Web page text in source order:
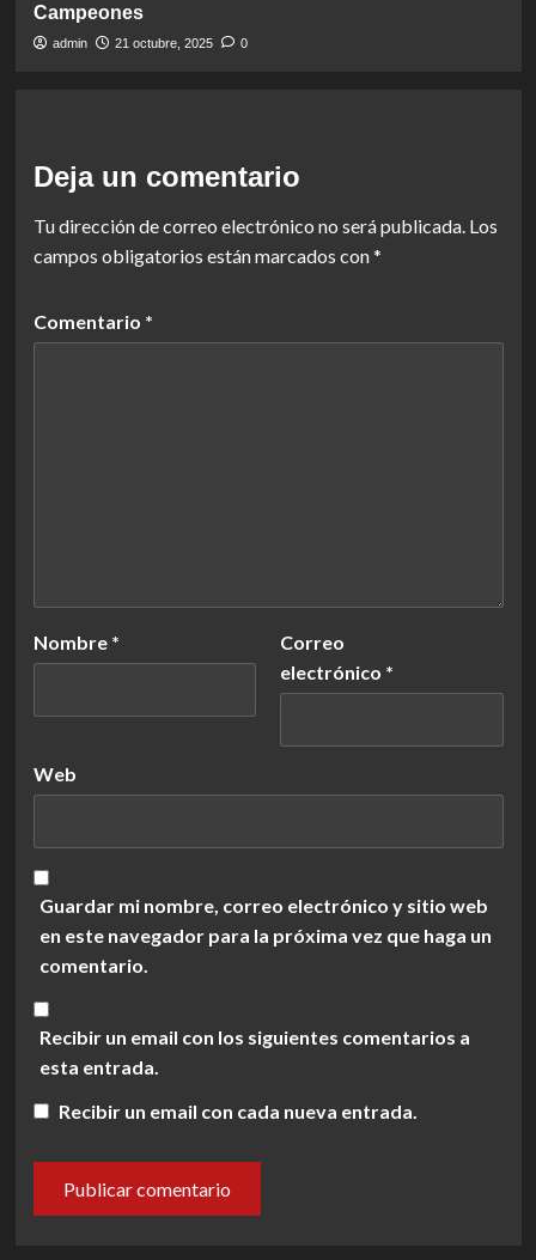
Campeones
admin 21 octubre, 2025 0
Deja un comentario
Tu dirección de correo electrónico no será publicada. Los
campos obligatorios están marcados con*
Comentario *
Nombre *
Correo
electrónico *
Web
Guardar mi nombre, correo electrónico y sitio web
en este navegador para la próxima vez que haga un
comentario.
Recibir un email con los siguientes comentarios a
esta entrada.
Recibir un email con cada nueva entrada.